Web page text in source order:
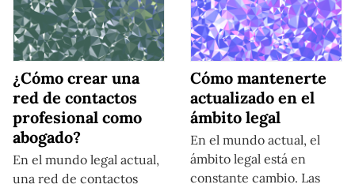
¿Cómo crear una
red de contactos
profesional como
abogado?
En el mundo legal actual,
una red de contactos
Cómo mantenerte
actualizado en el
ámbito legal
En el mundo actual, el
ámbito legal está en
constante cambio. Las